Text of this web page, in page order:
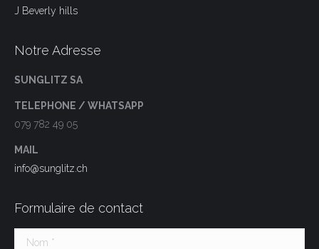
J Beverly hills
Notre Adresse
SUNGLITZ SA
TELEPHONE / WHATSAPP
079 782 49 05
MAIL
info@sunglitz.ch
Formulaire de contact
Nom *